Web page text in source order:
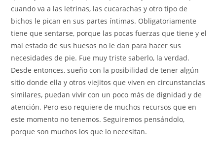
cuando va a las letrinas, las cucarachas y otro tipo de
bichos le pican en sus partes íntimas. Obligatoriamente
tiene que sentarse, porque las pocas fuerzas que tiene y el
mal estado de sus huesos no le dan para hacer sus
necesidades de pie. Fue muy triste saberlo, la verdad.
Desde entonces, sueño con la posibilidad de tener algún
sitio donde ella y otros viejitos que viven en circunstancias
similares, puedan vivir con un poco más de dignidad y de
atención. Pero eso requiere de muchos recursos que en
este momento no tenemos. Seguiremos pensándolo,
porque son muchos los que lo necesitan.